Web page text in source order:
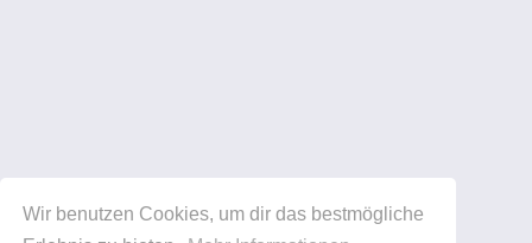
Wir benutzen Cookies, um dir das bestmögliche